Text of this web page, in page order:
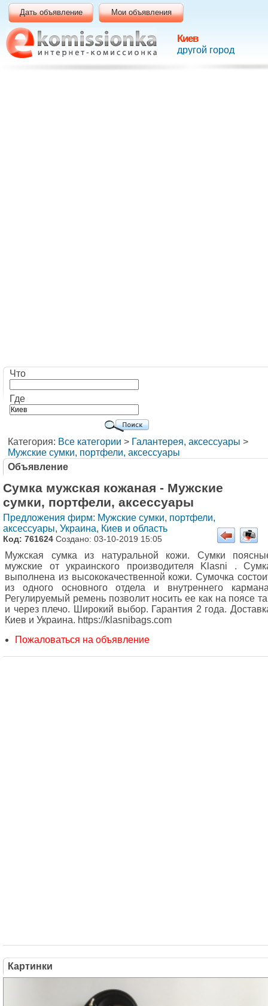
Киев
другой город
Дать объявление Мои объявления
Что
Где
Категория: Все категории > Галантерея, аксессуары >
Мужские сумки, портфели, аксессуары
Объявление
Cумка мужская кожаная - Мужские
сумки, портфели, аксессуары
Предложения фирм: Мужские сумки, портфели,
аксессуары, Украина, Киев и область
Код: 761624 Создано: 03-10-2019 15:05
Мужская сумка из натуральной кожи. Сумки
мужские от украинского производителя Klasni .
выполнена из высококачественной кожи. Сумочка
из одного основного отдела и внутреннего
Регулируемый ремень позволит носить ее как на поясе
и через плечо. Широкий выбор. Гарантия 2 года.
Киев и Украина. https://klasnibags.com
Пожаловаться на объявление
Картинки